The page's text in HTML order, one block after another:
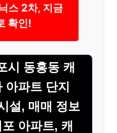
스 2차, 지금
확인!
시 동홍동 캐
아파트 단지
설, 매매 정보
아파트, 캐